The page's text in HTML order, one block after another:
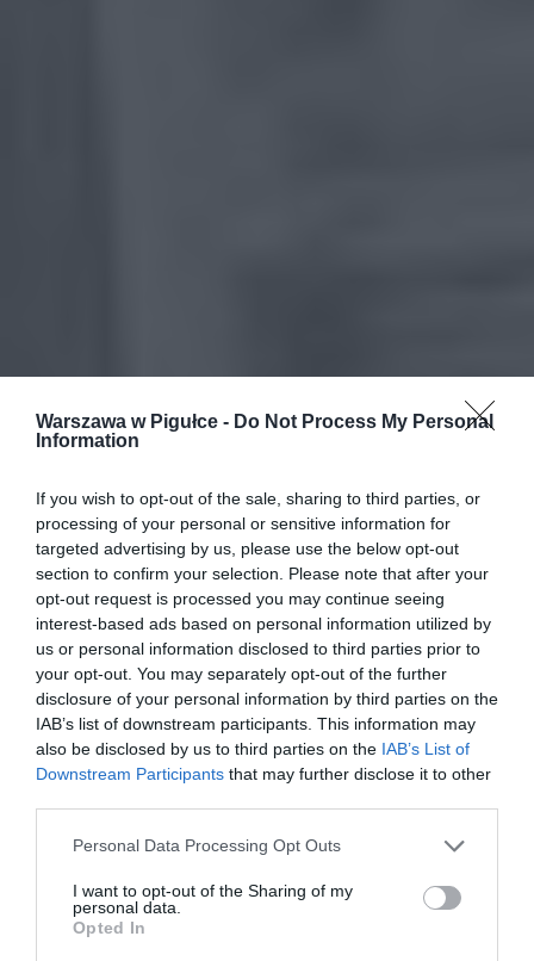
Warszawa w Pigułce - Do Not Process My Personal
Information
If you wish to opt-out of the sale, sharing to third parties, or
processing of your personal or sensitive information for
targeted advertising by us, please use the below opt-out
section to confirm your selection. Please note that after your
opt-out request is processed you may continue seeing
interest-based ads based on personal information utilized by
us or personal information disclosed to third parties prior to
your opt-out. You may separately opt-out of the further
disclosure of your personal information by third parties on the
IAB’s list of downstream participants. This information may
also be disclosed by us to third parties on the IAB’s List of
Downstream Participants that may further disclose it to other
Personal Data Processing Opt Outs
I want to opt-out of the Sharing of my
personal data.
Opted In